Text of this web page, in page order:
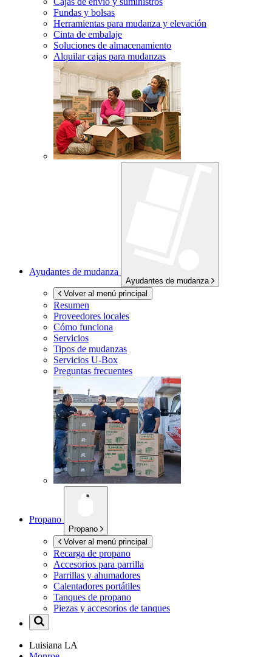
Fundas y bolsas
Herramientas para mudanza y elevación
Cinta de embalaje
Soluciones de almacenamiento
Alquilar cajas para mudanzas
Ayudantes de mudanza
Ayudantes de mudanza
Volver al menú principal
Resumen
Proveedores locales
Cómo funciona
Servicios
Tipos de mudanzas
Servicios U-Box
Preguntas frecuentes
Propano
Propano
Volver al menú principal
Recarga de propano
Accesorios para parrilla
Parrillas y ahumadores
Calentadores portátiles
Tanques de propano
Piezas y accesorios de tanques
Luisiana LA